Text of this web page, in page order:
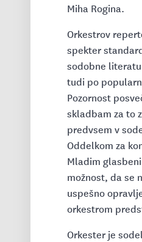
Miha Rogina.
Orkestrov
spekter
sodobne
tudi po
Pozornost
skladbam za to
predvsem v
Oddelkom za
Mladim
možnost, da se
uspešno
orkestrom
Orkester je